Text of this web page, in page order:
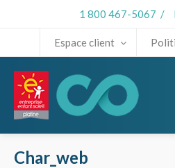
1 800 467-5067 /
Espace client
Char_web